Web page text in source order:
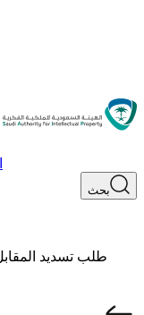
بحث
طلب تسديد